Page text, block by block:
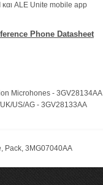
και ALE Unite mobile app
Phone Datasheet
Microhones - 3GV28134AA
US/AG - 3GV28133AA
, Pack, 3MG07040AA